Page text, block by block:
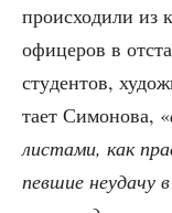
про­ис­хо­ди­ли из
офи­це­ров в
сту­ден­тов,
та­ет Симо­но­ва, «
ли­ста­ми, как
пев­шие неуда­чу